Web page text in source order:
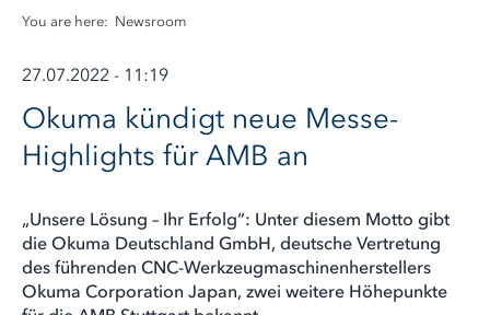
You are here: Newsroom
27.07.2022 - 11:19
Okuma kündigt neue Messe-
Highlights für AMB an
„Unsere Lösung – Ihr Erfolg“: Unter diesem Motto gibt
die Okuma Deutschland GmbH, deutsche Vertretung
des führenden CNC-Werkzeugmaschinenherstellers
Okuma Corporation Japan, zwei weitere Höhepunkte